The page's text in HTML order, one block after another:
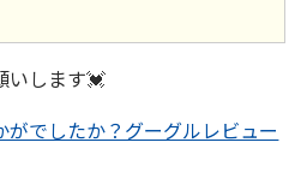
いします💓
でしたか？グーグルレビュー